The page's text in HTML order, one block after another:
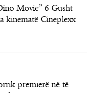
Movie” 6 Gusht
kinematë Cineplexx
premierë në të